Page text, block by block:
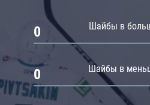
Шайбы в
0
Шайбы в
0